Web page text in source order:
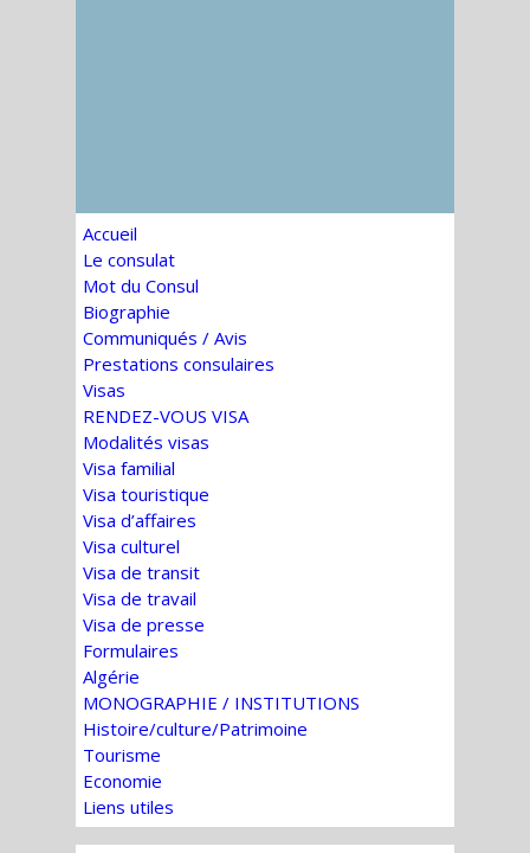
Accueil
Le consulat
Mot du Consul
Biographie
Communiqués / Avis
Prestations consulaires
Visas
RENDEZ-VOUS VISA
Modalités visas
Visa familial
Visa touristique
Visa d’affaires
Visa culturel
Visa de transit
Visa de travail
Visa de presse
Formulaires
Algérie
MONOGRAPHIE / INSTITUTIONS
Histoire/culture/Patrimoine
Tourisme
Economie
Liens utiles